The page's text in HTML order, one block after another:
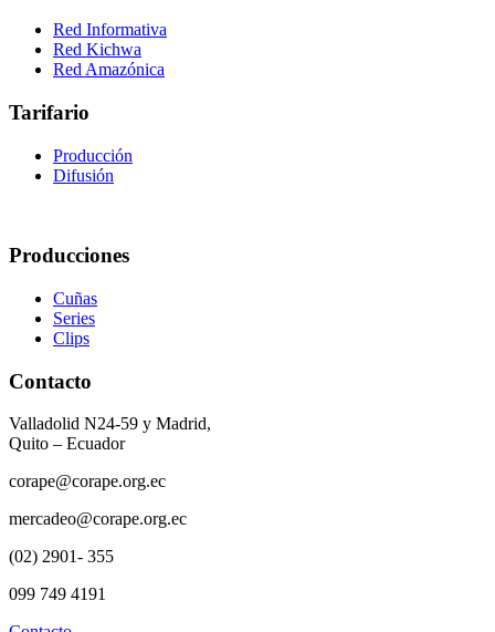
Red Informativa
Red Kichwa
Red Amazónica
Tarifario
Producción
Difusión
Producciones
Cuñas
Series
Clips
Contacto
Valladolid N24-59 y Madrid,
Quito – Ecuador
corape@corape.org.ec
mercadeo@corape.org.ec
(02) 2901- 355
099 749 4191